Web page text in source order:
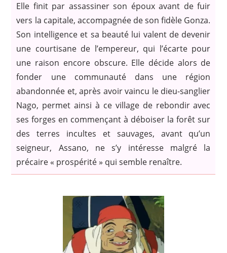
Elle finit par assassiner son époux avant de fuir
vers la capitale, accompagnée de son fidèle Gonza.
Son intelligence et sa beauté lui valent de devenir
une courtisane de l’empereur, qui l’écarte pour
une raison encore obscure. Elle décide alors de
fonder une communauté dans une région
abandonnée et, après avoir vaincu le dieu-sanglier
Nago, permet ainsi à ce village de rebondir avec
ses forges en commençant à déboiser la forêt sur
des terres incultes et sauvages, avant qu’un
seigneur, Assano, ne s’y intéresse malgré la
précaire « prospérité » qui semble renaître.